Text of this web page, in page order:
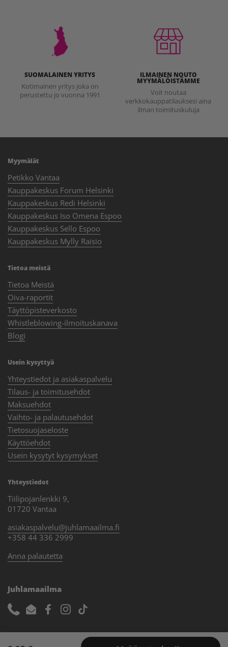
SUOMALAINEN YRITYS
Kotimainen yritys joka on
perustettu jo vuonna 1991
ILMAINEN NOUTO
MYYMÄLÖISTÄMME
Voit noutaa
verkkokauppatilauksesi aina
ilman toimituskuluja
Myymälät
Petikko Vantaa
Kauppakeskus Forum Helsinki
Kauppakeskus Redi Helsinki
Kauppakeskus Iso Omena Espoo
Kauppakeskus Sello Espoo
Kauppakeskus Mylly Raisio
Tietoa meistä
Tietoa Meistä
Oiva-raportit
Täyttöpisteverkosto
Whistleblowing-ilmoituskanava
Blogi
Usein kysyttyä
Yhteystiedot ja asiakaspalvelu
Tilaus- ja toimitusehdot
Maksuehdot
Vaihto- ja palautusehdot
Tietosuojaseloste
Käyttöehdot
Usein kysytyt kysymykset
Yhteystiedot
Tiilipojanlenkki 9,
01720 Vantaa
asiakaspalvelu@juhlamaailma.fi
+358 44 336 2999
Anna palautetta
Juhlamaailma
PhoneEmailFacebook
Instagram
TikTok